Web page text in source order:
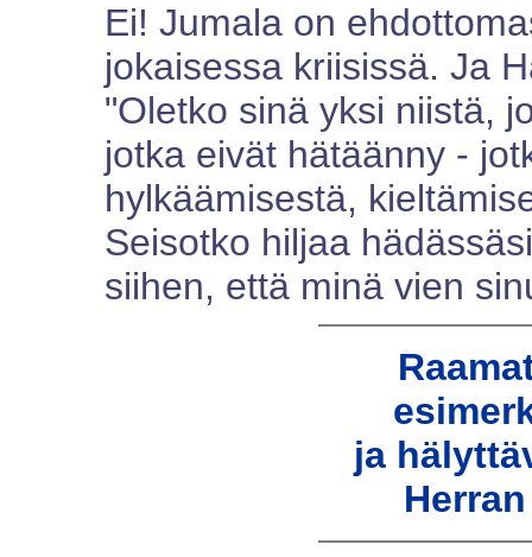
Ei! Jumala on
jokaisessa kriisissä. Ja
"Oletko sinä yksi niistä,
jotka eivät hätäänny -
hylkäämisestä,
Seisotko hiljaa
siihen, että minä vien
ja